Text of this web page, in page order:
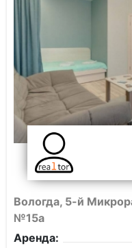
Вологда, 5-й
№15а
Аренда: